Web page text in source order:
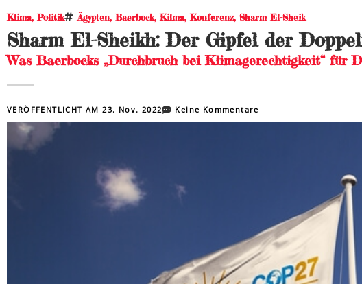
Klima,Politik Ägypten, Baerbock, Kilma, Konferenz, Sharm El-Sheik
Sharm El-Sheikh: Der Gipfel der
Was Baerbocks „Durchbruch bei Klimagerechtigkeit“ für
VERÖFFENTLICHT AM23. Nov. 2022 Keine Kommentare